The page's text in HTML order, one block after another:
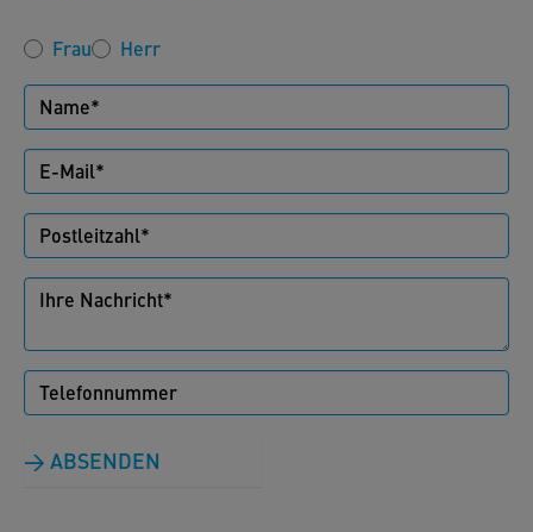
Frau Herr
ABSENDEN